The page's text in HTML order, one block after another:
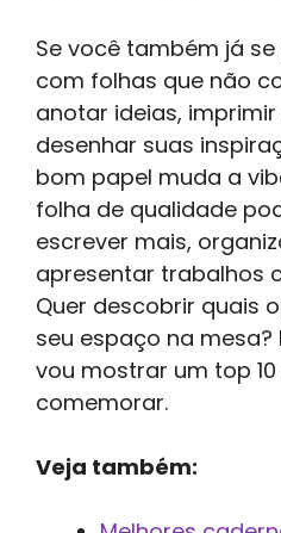
Se você também já
com folhas que não
anotar ideias,
desenhar suas
bom papel muda a
folha de qualidade
escrever mais,
apresentar trabalhos
Quer descobrir quais
seu espaço na
vou mostrar um top
comemorar.
Veja também: